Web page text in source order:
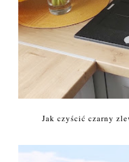
Jak czyścić czarny